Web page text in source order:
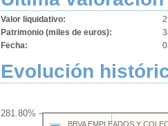
Valor liquidativo:
Patrimonio (miles de euros):
Fecha:
Evolución
281.80%
BBVA EMPLEADOS Y